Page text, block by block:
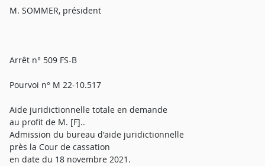
M. SOMMER, président
Arrêt n° 509 FS-B
Pourvoi n° M 22-10.517
Aide juridictionnelle totale en demande
au profit de M. [F]..
Admission du bureau d'aide juridictionnelle
près la Cour de cassation
en date du 18 novembre 2021.